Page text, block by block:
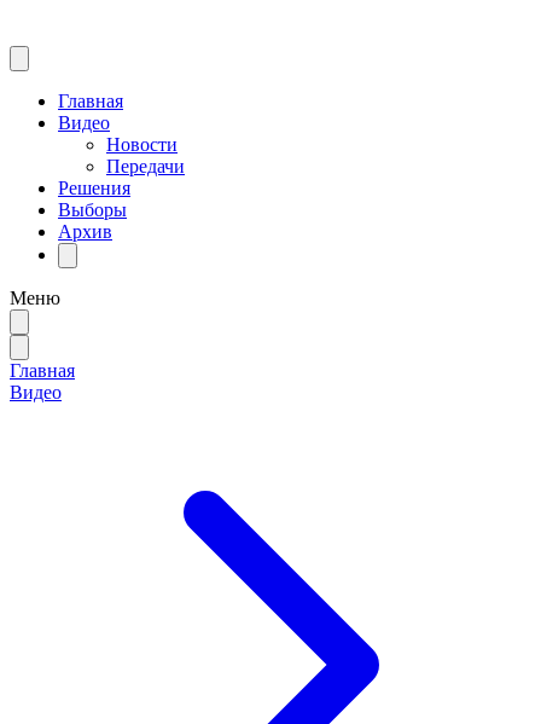
Главная
Видео
Новости
Передачи
Решения
Выборы
Архив
Меню
Главная
Видео